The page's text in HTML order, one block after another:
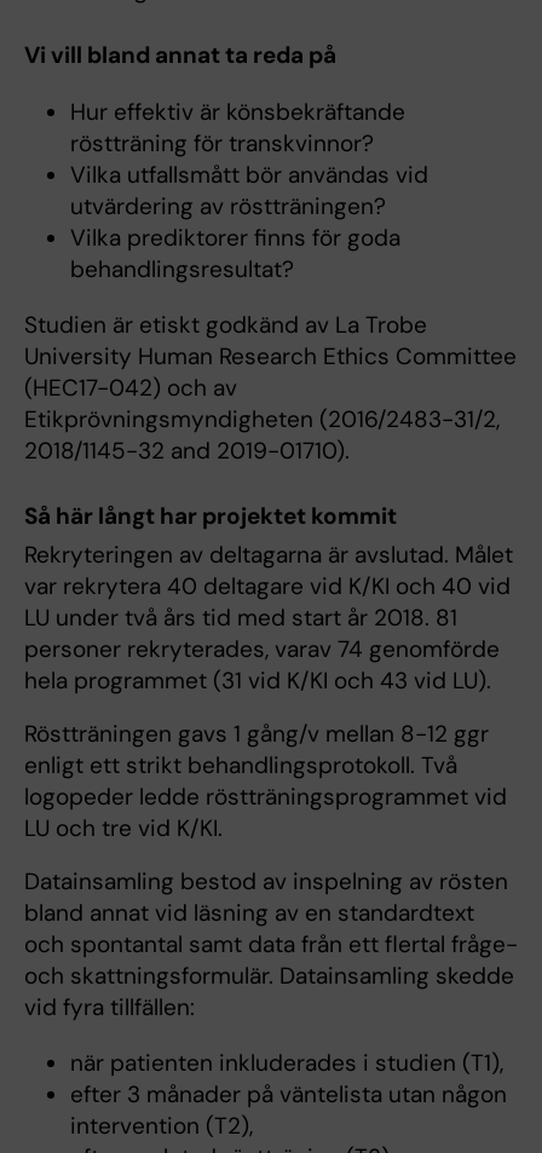
Vi vill bland annat ta reda på
Hur effektiv är könsbekräftande
röstträning för transkvinnor?
Vilka utfallsmått bör användas vid
utvärdering av röstträningen?
Vilka prediktorer finns för goda
behandlingsresultat?
Studien är etiskt godkänd av La Trobe
University Human Research Ethics Committee
(HEC17-042) och av
Etikprövningsmyndigheten (2016/2483-31/2,
2018/1145-32 and 2019-01710).
Så här långt har projektet kommit
Rekryteringen av deltagarna är avslutad. Målet
var rekrytera 40 deltagare vid K/KI och 40 vid
LU under två års tid med start år 2018. 81
personer rekryterades, varav 74 genomförde
hela programmet (31 vid K/KI och 43 vid LU).
Röstträningen gavs 1 gång/v mellan 8-12 ggr
enligt ett strikt behandlingsprotokoll. Två
logopeder ledde röstträningsprogrammet vid
LU och tre vid K/KI.
Datainsamling bestod av inspelning av rösten
bland annat vid läsning av en standardtext
och spontantal samt data från ett flertal fråge-
och skattningsformulär. Datainsamling skedde
vid fyra tillfällen:
när patienten inkluderades i studien (T1),
efter 3 månader på väntelista utan någon
intervention (T2),